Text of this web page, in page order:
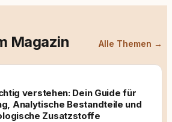
Magazin Alle Themen →
verstehen: Dein Guide für
Analytische Bestandteile und
Zusatzstoffe